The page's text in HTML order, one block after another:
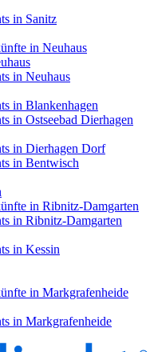
in Sanitz
in Neuhaus
in Neuhaus
in Blankenhagen
in Ostseebad Dierhagen
in Dierhagen Dorf
in Bentwisch
in Ribnitz-Damgarten
in Ribnitz-Damgarten
in Kessin
in Markgrafenheide
in Markgrafenheide